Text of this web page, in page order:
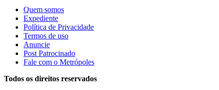
Quem somos
Expediente
Política de Privacidade
Termos de uso
Anuncie
Post Patrocinado
Fale com o Metrópoles
Todos os direitos reservados